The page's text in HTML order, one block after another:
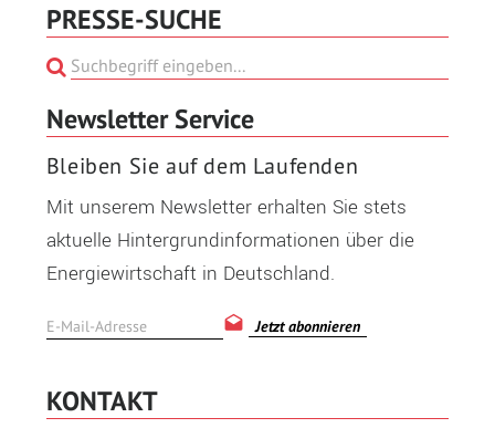
PRESSE-SUCHE
Newsletter Service
Bleiben Sie auf dem Laufenden
Mit unserem Newsletter erhalten Sie stets
aktuelle Hintergrundinformationen über die
Energiewirtschaft in Deutschland.
Jetzt abonnieren
KONTAKT